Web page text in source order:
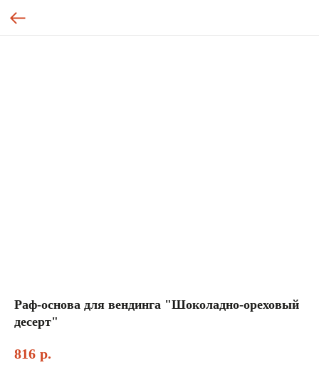
Раф-основа для вендинга "Шоколадно-ореховый
десерт"
816 р.